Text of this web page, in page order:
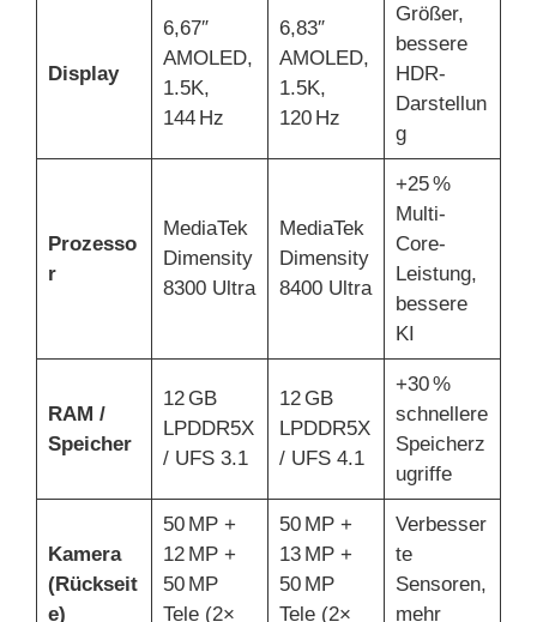
Display
6,67″
AMOLED,
1.5K,
144 Hz
6,83″
AMOLED,
1.5K,
120 Hz
Größer,
bessere
HDR-
Darstellun
g
Prozesso
r
MediaTek
Dimensity
8300 Ultra
MediaTek
Dimensity
8400 Ultra
+25 %
Multi-
Core-
Leistung,
bessere
KI
RAM /
Speicher
12 GB
LPDDR5X
/ UFS 3.1
12 GB
LPDDR5X
/ UFS 4.1
+30 %
schnellere
Speicherz
ugriffe
Kamera
(Rückseit
e)
50 MP +
12 MP +
50 MP
Tele (2×
50 MP +
13 MP +
50 MP
Tele (2×
Verbesser
te
Sensoren,
mehr